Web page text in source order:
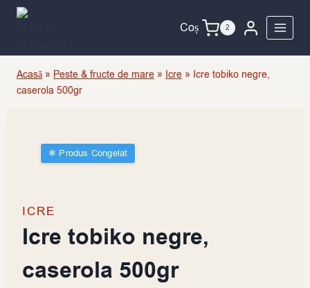
Skip
Coș 2
Acasă » Peste & fructe de mare » Icre » Icre tobiko negre,
caserola 500gr
❄︎ Produs Congelat
ICRE
Icre tobiko negre,
caserola 500gr